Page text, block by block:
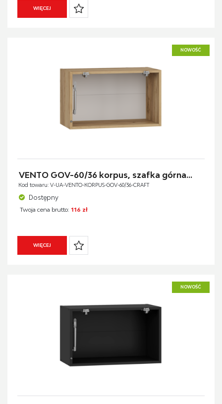
WIĘCEJ
NOWOŚĆ
VENTO GOV-60/36 korpus, szafka górna...
Kod towaru: V-UA-VENTO-KORPUS-GOV-60/36-CRAFT
Dostępny
Twoja cena brutto: 116 zł
WIĘCEJ
NOWOŚĆ